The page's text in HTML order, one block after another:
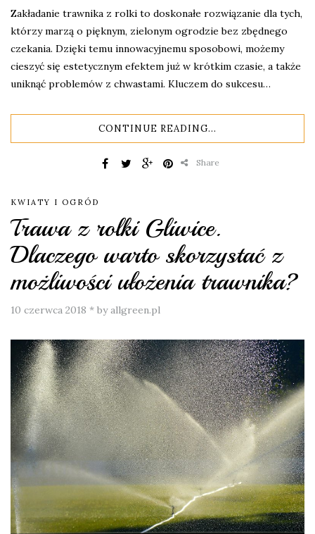
Zakładanie trawnika z rolki to doskonałe rozwiązanie dla tych,
którzy marzą o pięknym, zielonym ogrodzie bez zbędnego
czekania. Dzięki temu innowacyjnemu sposobowi, możemy
cieszyć się estetycznym efektem już w krótkim czasie, a także
uniknąć problemów z chwastami. Kluczem do sukcesu…
CONTINUE READING...
Share
KWIATY I OGRÓD
Trawa z rolki Gliwice.
Dlaczego warto skorzystać z
możliwości ułożenia trawnika?
10 czerwca 2018 * by allgreen.pl